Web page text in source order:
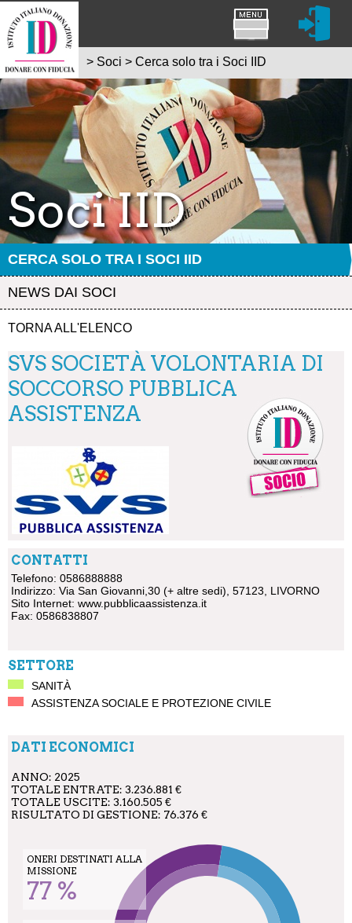
Soci IID
CERCA SOLO TRA I SOCI IID
NEWS DAI SOCI
> Soci > Cerca solo tra i Soci IID
TORNA ALL'ELENCO
SVS SOCIETÀ VOLONTARIA DI
SOCCORSO PUBBLICA
ASSISTENZA
CONTATTI
Telefono: 0586888888
Indirizzo: Via San Giovanni,30 (+ altre sedi), 57123, LIVORNO
Sito Internet: www.pubblicaassistenza.it
Fax: 0586838807
SETTORE
SANITÀ
ASSISTENZA SOCIALE E PROTEZIONE CIVILE
DATI ECONOMICI
ONERI DESTINATI ALLA
MISSIONE
77 %
ANNO: 2025
TOTALE ENTRATE: 3.236.881 €
TOTALE USCITE: 3.160.505 €
RISULTATO DI GESTIONE: 76.376 €